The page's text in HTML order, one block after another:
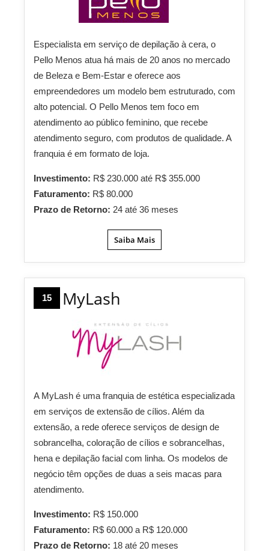
Especialista em serviço de depilação à cera, o
Pello Menos atua há mais de 20 anos no mercado
de Beleza e Bem-Estar e oferece aos
empreendedores um modelo bem estruturado, com
alto potencial. O Pello Menos tem foco em
atendimento ao público feminino, que recebe
atendimento seguro, com produtos de qualidade. A
franquia é em formato de loja.
Investimento: R$ 230.000 até R$ 355.000
Faturamento: R$ 80.000
Prazo de Retorno: 24 até 36 meses
Saiba Mais
15 MyLash
A MyLash é uma franquia de estética especializada
em serviços de extensão de cílios. Além da
extensão, a rede oferece serviços de design de
sobrancelha, coloração de cílios e sobrancelhas,
hena e depilação facial com linha. Os modelos de
negócio têm opções de duas a seis macas para
atendimento.
Investimento: R$ 150.000
Faturamento: R$ 60.000 a R$ 120.000
Prazo de Retorno: 18 até 20 meses